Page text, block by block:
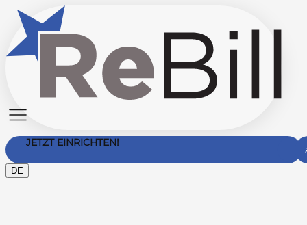
JETZT EINRICHTEN!
DE